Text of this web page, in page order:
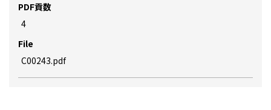
PDF貢数
4
File
C00243.pdf